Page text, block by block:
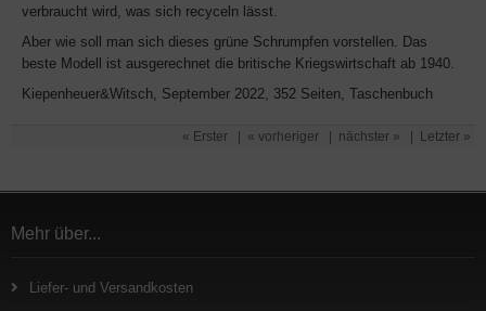
verbraucht wird, was sich recyceln lässt.
Aber wie soll man sich dieses grüne Schrumpfen vorstellen. Das
beste Modell ist ausgerechnet die britische Kriegswirtschaft ab 1940.
Kiepenheuer&Witsch, September 2022, 352 Seiten, Taschenbuch
« Erster « vorheriger nächster » Letzter »
Mehr über...
Liefer- und Versandkosten